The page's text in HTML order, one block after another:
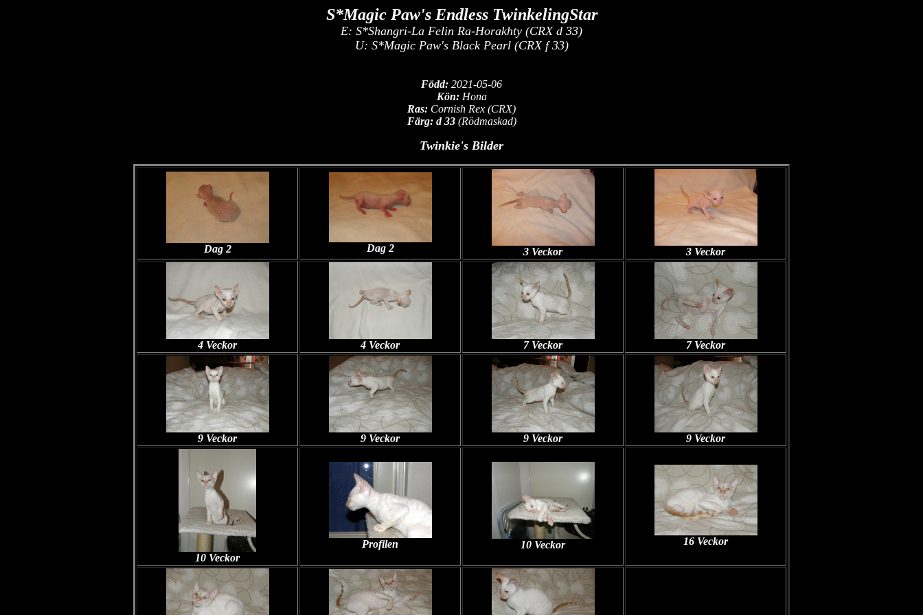
S*Magic Paw's Endless TwinkelingStar
E: S*Shangri-La Felin Ra-Horakhty (CRX d 33)
U: S*Magic Paw's Black Pearl (CRX f 33)
Född: 2021-05-06
Kön: Hona
Ras: Cornish Rex (CRX)
Färg: d 33(Rödmaskad)
Twinkie's Bilder
Dag 2 Dag 2 3 Veckor 3 Veckor
4 Veckor 4 Veckor 7 Veckor 7 Veckor
9 Veckor 9 Veckor 9 Veckor 9 Veckor
10 Veckor
Profilen 10 Veckor 16 Veckor